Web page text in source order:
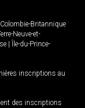
Colombie-Britannique
Neuve-et-
Île-du-Prince-
inscriptions au
des inscriptions